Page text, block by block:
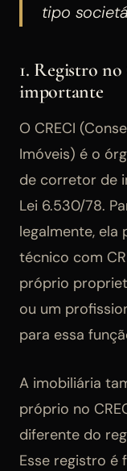
tipo
1. Registro
importante
O CRECI
Imóveis) é o
de corretor de
Lei 6.530/78.
legalmente, ela
técnico com
próprio
ou um
para essa
A imobiliária
próprio no
diferente do
Esse registro é